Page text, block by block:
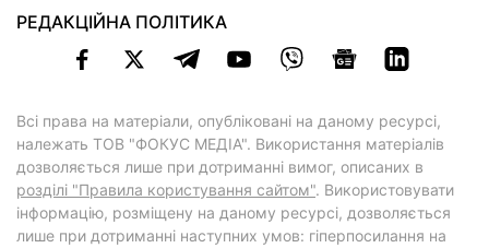
РЕДАКЦІЙНА ПОЛІТИКА
Всі права на матеріали, опубліковані на даному ресурсі,
належать ТОВ "ФОКУС МЕДІА". Використання матеріалів
дозволяється лише при дотриманні вимог, описаних в
розділі "Правила користування сайтом". Використовувати
інформацію, розміщену на даному ресурсі, дозволяється
лише при дотриманні наступних умов: гіперпосилання на